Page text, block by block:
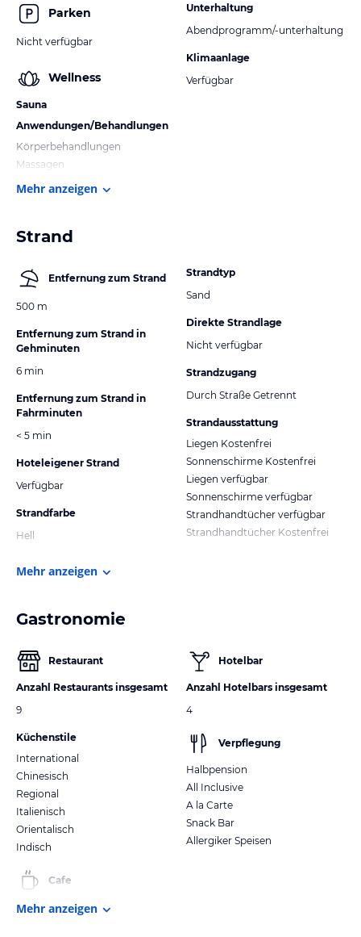
Parken
Nicht verfügbar
Wellness
Sauna
Anwendungen/Behandlungen
Körperbehandlungen
Massagen
Unterhaltung
Abendprogramm/-unterhaltung
Klimaanlage
Verfügbar
Mehr anzeigen
Strand
Entfernung zum Strand
500 m
Entfernung zum Strand in
Gehminuten
6 min
Entfernung zum Strand in
Fahrminuten
< 5 min
Hoteleigener Strand
Verfügbar
Strandfarbe
Hell
Strandtyp
Sand
Direkte Strandlage
Nicht verfügbar
Strandzugang
Durch Straße Getrennt
Strandausstattung
Liegen Kostenfrei
Sonnenschirme Kostenfrei
Liegen verfügbar
Sonnenschirme verfügbar
Strandhandtücher verfügbar
Strandhandtücher Kostenfrei
Mehr anzeigen
Gastronomie
Restaurant
Anzahl Restaurants insgesamt
9
Küchenstile
International
Chinesisch
Regional
Italienisch
Orientalisch
Indisch
Cafe
Hotelbar
Anzahl Hotelbars insgesamt
4
Verpflegung
Halbpension
All Inclusive
A la Carte
Snack Bar
Allergiker Speisen
Mehr anzeigen